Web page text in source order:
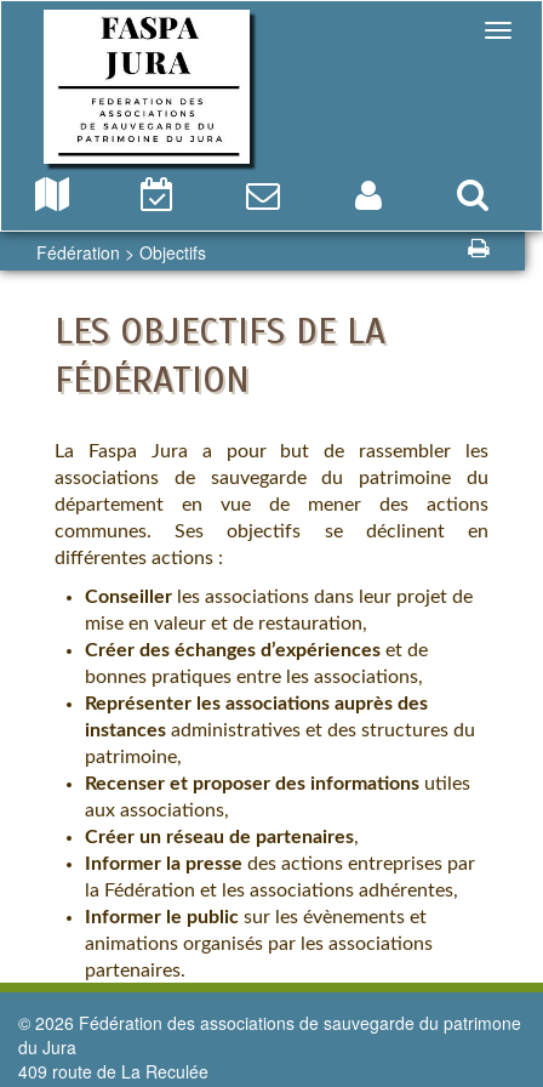
Fédération > Objectifs
LES OBJECTIFS DE LA
FÉDÉRATION
La Faspa Jura a pour but de rassembler les
associations de sauvegarde du patrimoine du
département en vue de mener des actions
communes. Ses objectifs se déclinent en
différentes actions :
Conseiller les associations dans leur projet de
mise en valeur et de restauration,
Créer des échanges d’expériences et de
bonnes pratiques entre les associations,
Représenter les associations auprès des
instances administratives et des structures du
patrimoine,
Recenser et proposer des informations utiles
aux associations,
Créer un réseau de partenaires,
Informer la presse des actions entreprises par
la Fédération et les associations adhérentes,
Informer le public sur les évènements et
animations organisés par les associations
partenaires.
© 2026 Fédération des associations de sauvegarde du patrimone
du Jura
409 route de La Reculée